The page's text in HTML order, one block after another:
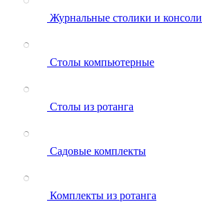
Журнальные столики и консоли
Столы компьютерные
Столы из ротанга
Садовые комплекты
Комплекты из ротанга